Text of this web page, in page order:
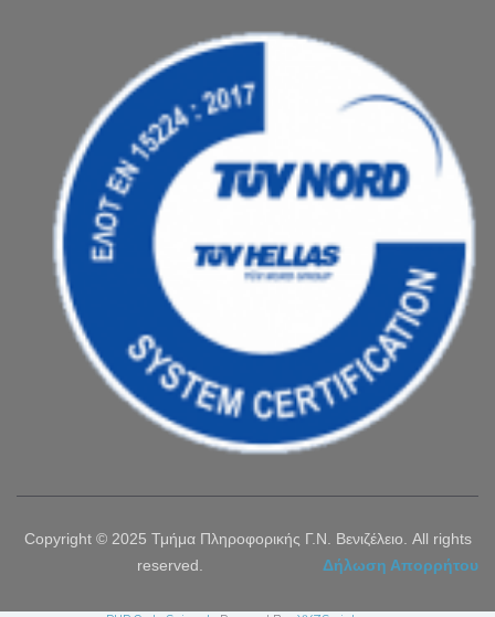
Copyright © 2025 Τμήμα Πληροφορικής Γ.Ν. Βενιζέλειο. All rights
reserved.
Δήλωση Απορρήτου